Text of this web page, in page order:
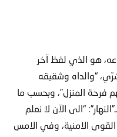
هو الذي لفظ آخر
“والداه وشقيقه
فرحة المنزل”، وبحسب ما
“الى الآن لا نعلم
الامنية، وفي الامس